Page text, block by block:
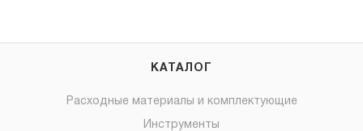
КАТАЛОГ
Расходные материалы и комплектующие
Инструменты